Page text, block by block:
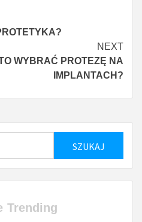
NEXT
WYBRAĆ PROTEZĘ NA
IMPLANTACH?
Trending